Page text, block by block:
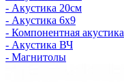
- Акустика 20см
- Акустика 6x9
- Компонентная акустика
- Акустика ВЧ
- Магнитолы